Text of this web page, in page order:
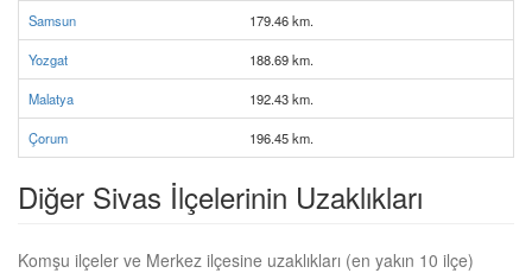
Samsun 179.46 km.
Yozgat 188.69 km.
Malatya 192.43 km.
Çorum 196.45 km.
Diğer Sivas İlçelerinin Uzaklıkları
Komşu ilçeler ve Merkez ilçesine uzaklıkları (en yakın 10 ilçe)